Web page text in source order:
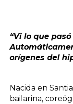
“Vi lo que
orígenes del
Nacida en
bailarina,